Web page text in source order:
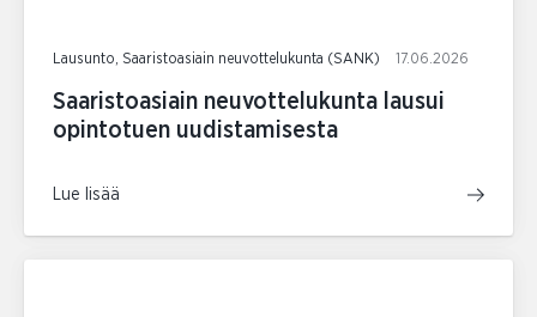
Lausunto, Saaristoasiain neuvottelukunta (SANK) 17.06.2026
Saaristoasiain neuvottelukunta lausui
opintotuen uudistamisesta
Lue lisää